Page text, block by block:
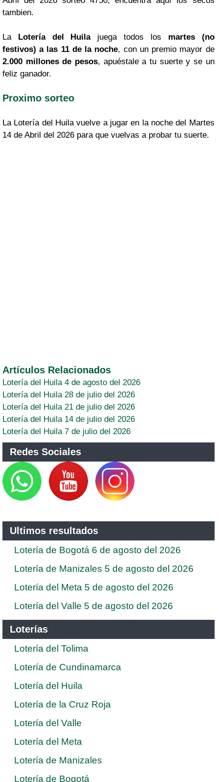
tambien.
La Lotería del Huilajuega todos los martes (no
festivos) a las 11 de la noche, con un premio mayor de
2.000 millones de pesos, apuéstale a tu suerte y se un
feliz ganador.
Proximo sorteo
La Lotería del Huila vuelve a jugar en la noche del Martes
14 de Abril del 2026 para que vuelvas a probar tu suerte.
Artículos Relacionados
Lotería del Huila 4 de agosto del 2026
Lotería del Huila 28 de julio del 2026
Lotería del Huila 21 de julio del 2026
Lotería del Huila 14 de julio del 2026
Lotería del Huila 7 de julio del 2026
Redes Sociales
Ultimos resultados
Lotería de Bogotá 6 de agosto del 2026
Lotería de Manizales 5 de agosto del 2026
Lotería del Meta 5 de agosto del 2026
Lotería del Valle 5 de agosto del 2026
Loterías
Lotería del Tolima
Lotería de Cundinamarca
Lotería del Huila
Lotería de la Cruz Roja
Lotería del Valle
Lotería del Meta
Lotería de Manizales
Lotería de Bogotá